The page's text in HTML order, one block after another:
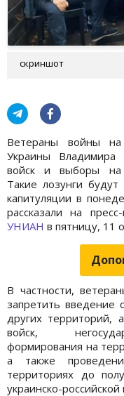
скриншот
Ветераны войны на
Украины Владимира
войск и выборы на
Такие лозунги
капитуляции в
рассказали на
УНИАН в пятницу, 11
В частности,
запретить введение
других территорий,
войск,
формирования на
а также
территориях до
украинско-российской